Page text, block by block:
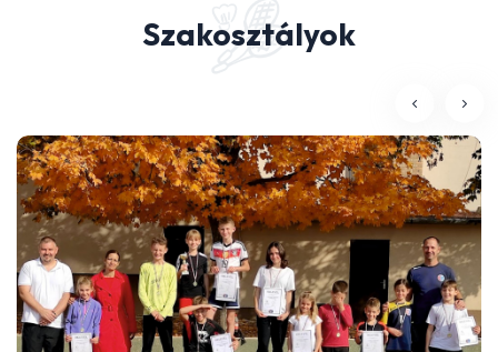
Szakosztályok